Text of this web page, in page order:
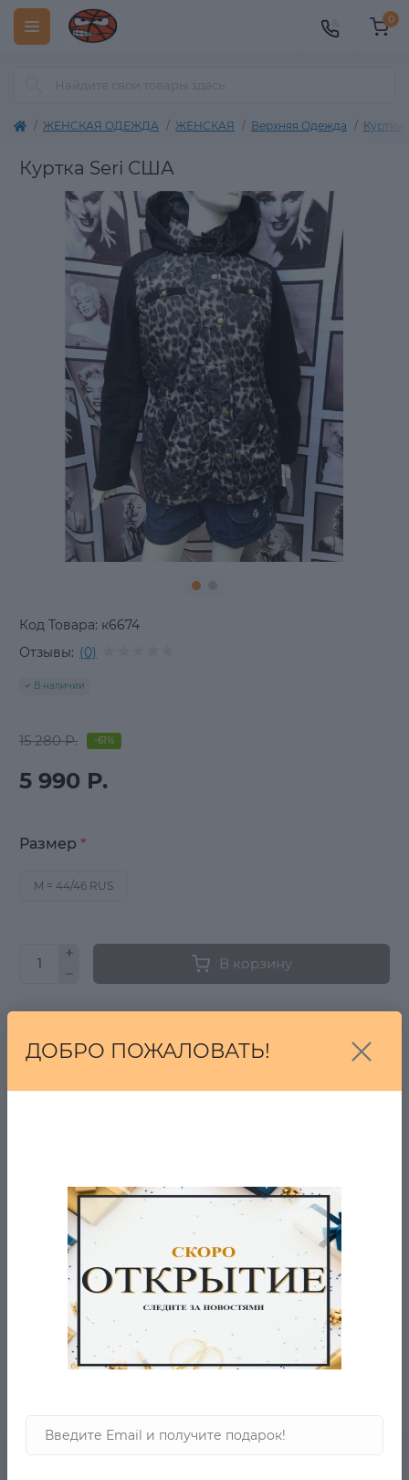
0
ЖЕНСКАЯ ОДЕЖДА ЖЕНСКАЯ Верхняя Одежда Куртки
Куртка Seri США
Код Товара: к6674
Отзывы: (0)
В наличии
15 280 Р. -61%
5 990 Р.
Размер *
M = 44/46 RUS
В корзину
БЕСПЛАТНАЯ ДОСТАВКА ОТ 2001 РУБ.
ВОПРОС-ОТВЕТ
ДОБРО ПОЖАЛОВАТЬ!